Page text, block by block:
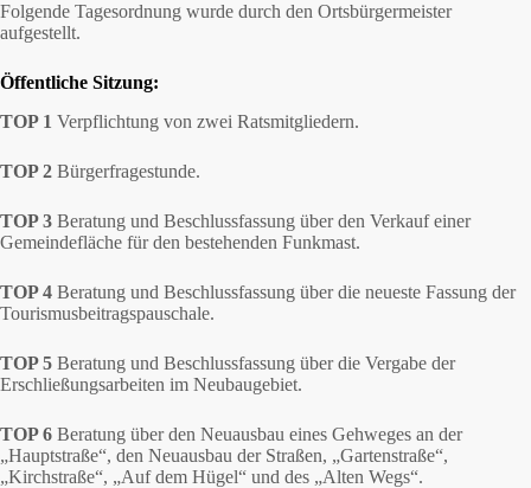
Folgende Tagesordnung wurde durch den Ortsbürgermeister
aufgestellt.
Öffentliche Sitzung:
TOP 1 Verpflichtung von zwei Ratsmitgliedern.
TOP 2 Bürgerfragestunde.
TOP 3 Beratung und Beschlussfassung über den Verkauf einer
Gemeindefläche für den bestehenden Funkmast.
TOP 4 Beratung und Beschlussfassung über die neueste Fassung der
Tourismusbeitragspauschale.
TOP 5 Beratung und Beschlussfassung über die Vergabe der
Erschließungsarbeiten im Neubaugebiet.
TOP 6 Beratung über den Neuausbau eines Gehweges an der
„Hauptstraße“, den Neuausbau der Straßen, „Gartenstraße“,
„Kirchstraße“, „Auf dem Hügel“ und des „Alten Wegs“.